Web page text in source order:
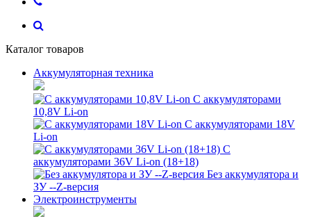
Каталог товаров
Аккумуляторная техника
С аккумуляторами
10,8V Li-on
С аккумуляторами 18V
Li-on
С
аккумуляторами 36V Li-on (18+18)
Без аккумулятора и
ЗУ --Z-версия
Электроинструменты